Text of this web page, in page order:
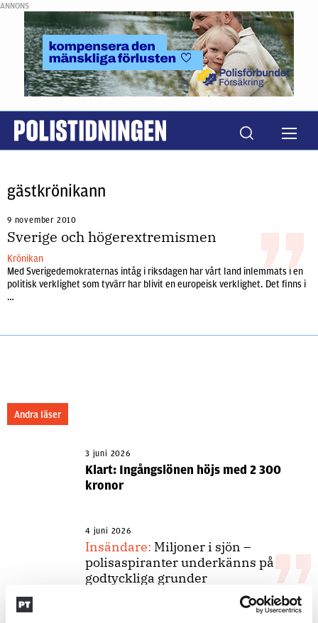
ANNONS
gästkrönikann
9 november 2010
Sverige och högerextremismen
Krönikan
Med Sverigedemokraternas intåg i riksdagen har vårt land inlemmats i en
politisk verklighet som tyvärr har blivit en europeisk verklighet. Det finns i
…
Andra läser
3 juni 2026
Klart: Ingångslönen höjs med 2 300
kronor
4 juni 2026
Insändare: Miljoner i sjön –
polisaspiranter underkänns på
godtyckliga grunder